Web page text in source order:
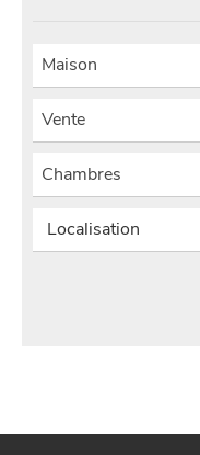
Maison
Vente
Chambres
Localisation